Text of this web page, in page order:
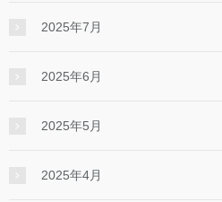
2025年7月
2025年6月
2025年5月
2025年4月